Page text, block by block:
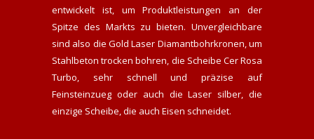
entwickelt ist, um Produktleistungen an der
Spitze des Markts zu bieten. Unvergleichbare
sind also die Gold Laser Diamantbohrkronen, um
Stahlbeton trocken bohren, die Scheibe Cer Rosa
Turbo, sehr schnell und präzise auf
Feinsteinzueg oder auch die Laser silber, die
einzige Scheibe, die auch Eisen schneidet.